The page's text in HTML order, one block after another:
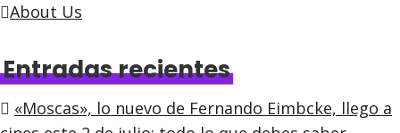
About Us
Entradas recientes
«Moscas», lo nuevo de Fernando Eimbcke, llego a